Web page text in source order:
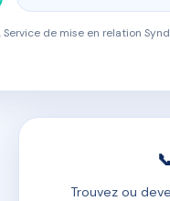
de mise en relation
Trouvez ou